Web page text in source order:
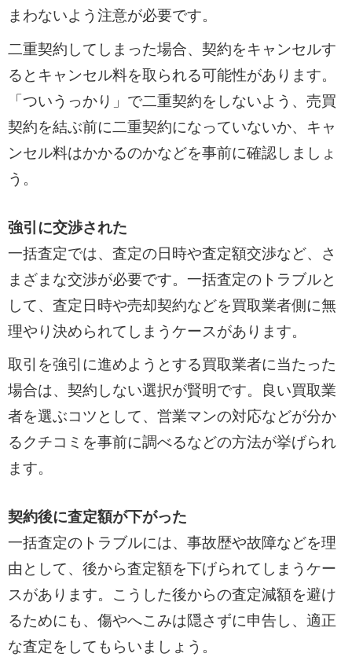
まわないよう注意が必要です。
二重契約してしまった場合、契約をキャンセルす
るとキャンセル料を取られる可能性があります。
「ついうっかり」で二重契約をしないよう、売買
契約を結ぶ前に二重契約になっていないか、キャ
ンセル料はかかるのかなどを事前に確認しましょ
う。
強引に交渉された
一括査定では、査定の日時や査定額交渉など、さ
まざまな交渉が必要です。一括査定のトラブルと
して、査定日時や売却契約などを買取業者側に無
理やり決められてしまうケースがあります。
取引を強引に進めようとする買取業者に当たった
場合は、契約しない選択が賢明です。良い買取業
者を選ぶコツとして、営業マンの対応などが分か
るクチコミを事前に調べるなどの方法が挙げられ
ます。
契約後に査定額が下がった
一括査定のトラブルには、事故歴や故障などを理
由として、後から査定額を下げられてしまうケー
スがあります。こうした後からの査定減額を避け
るためにも、傷やへこみは隠さずに申告し、適正
な査定をしてもらいましょう。